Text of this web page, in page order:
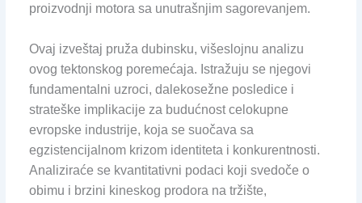
proizvodnji motora sa unutrašnjim sagorevanjem.
Ovaj izveštaj pruža dubinsku, višeslojnu analizu
ovog tektonskog poremećaja. Istražuju se njegovi
fundamentalni uzroci, dalekosežne posledice i
strateške implikacije za budućnost celokupne
evropske industrije, koja se suočava sa
egzistencijalnom krizom identiteta i konkurentnosti.
Analiziraće se kvantitativni podaci koji svedoče o
obimu i brzini kineskog prodora na tržište,